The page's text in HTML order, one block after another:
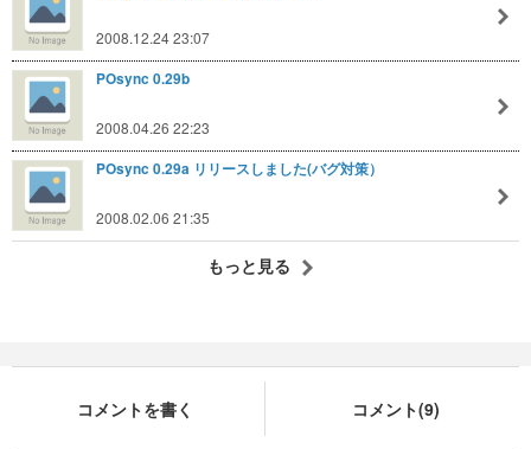
2008.12.24 23:07
POsync 0.29b
2008.04.26 22:23
POsync 0.29a リリースしました(バグ対策）
2008.02.06 21:35
もっと見る
コメントを書く コメント(9)